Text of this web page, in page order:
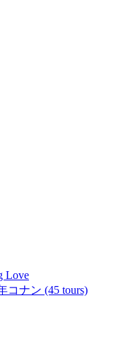
Love
コナン (45 tours)